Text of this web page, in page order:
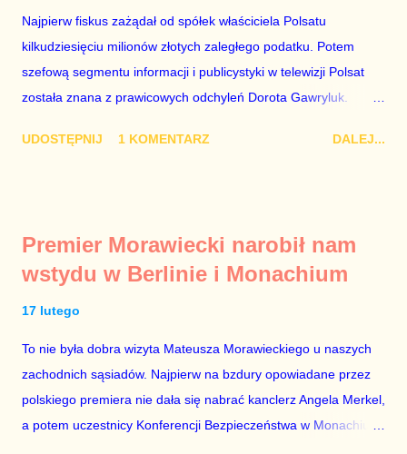
Najpierw fiskus zażądał od spółek właściciela Polsatu
kilkudziesięciu milionów złotych zaległego podatku. Potem
szefową segmentu informacji i publicystyki w telewizji Polsat
została znana z prawicowych odchyleń Dorota Gawryluk.
marionetka partii rządzącej, żona agenta SB, który jest obecnie
tylko tam, gdzie nie ma trudnych pytań. Taki obrót spraw
przyjmuję ze smutkiem. Właściciela Polsatu – Zygmunta
znowu dał się złamać partii Jarosława Kaczyńskiego. Znowu,
bo w 2007 roku też tak się stało. Na kilka tygodni przed
przedterminowymi wyborami parlamentarnymi do biur Solorza
politycy PiS wysłali Agencję Bezpieczeństwa Wewnętrznego, a
UDOSTĘPNIJ 1 KOMENTARZ DALEJ...
Premier Morawiecki narobił nam
wstydu w Berlinie i Monachium
17 lutego
To nie była dobra wizyta Mateusza Morawieckiego u naszych
zachodnich sąsiadów. Najpierw na bzdury opowiadane przez
polskiego premiera nie dała się nabrać kanclerz Angela Merkel,
a potem uczestnicy Konferencji Bezpieczeństwa w Monachium.